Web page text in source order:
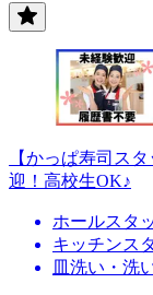
【かっぱ寿司ス
迎！高校生OK♪
ホールスタ
キッチンス
皿洗い・洗